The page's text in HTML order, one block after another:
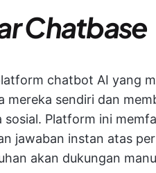
Chatbase
chatbot AI yang
mereka sendiri dan
sosial. Platform ini
jawaban instan atas
akan dukungan